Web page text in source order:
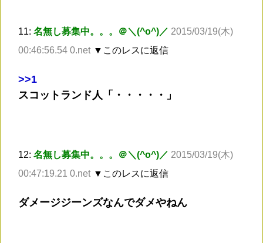
11: 名無し募集中。。。＠＼(^o^)／ 2015/03/19(木)
00:46:56.54 0.net ▼このレスに返信
>>1
スコットランド人「・・・・・」
12: 名無し募集中。。。＠＼(^o^)／ 2015/03/19(木)
00:47:19.21 0.net ▼このレスに返信
ダメージジーンズなんでダメやねん